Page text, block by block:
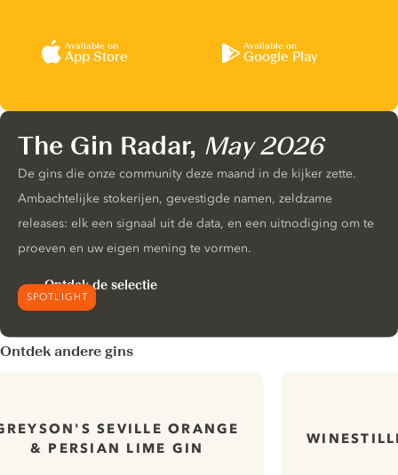
Available on
App Store
Available on
Google Play
SPOTLIGHT
The Gin Radar, May 2026
De gins die onze community deze maand in de kijker zette.
Ambachtelijke stokerijen, gevestigde namen, zeldzame
releases: elk een signaal uit de data, en een uitnodiging om te
proeven en uw eigen mening te vormen.
Ontdek de selectie
Ontdek andere gins
SEVILLE ORANGE
& PERSIAN LIME GIN